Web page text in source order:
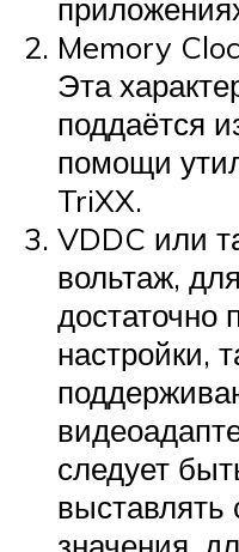
Memory
Эта
поддаётся
помощи
TriXX.
VDDC или
вольтаж,
достаточно
настройки,
следует
выставлять